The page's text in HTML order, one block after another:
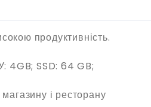
продуктивність.
4GB; SSD: 64 GB;
і ресторану